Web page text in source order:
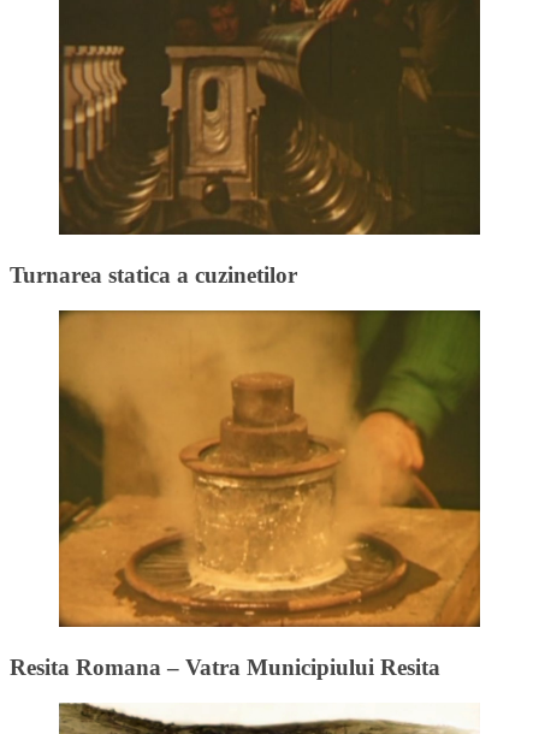
Turnarea statica a cuzinetilor
Resita Romana – Vatra Municipiului Resita